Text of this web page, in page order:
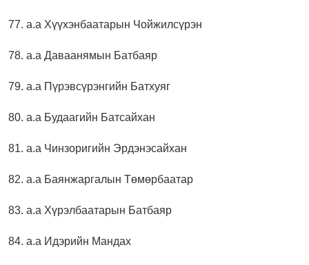
77. а.а Хүүхэнбаатарын Чойжилсүрэн
78. а.а Даваанямын Батбаяр
79. а.а Пүрэвсүрэнгийн Батхуяг
80. а.а Будаагийн Батсайхан
81. а.а Чинзоригийн Эрдэнэсайхан
82. а.а Баянжаргалын Төмөрбаатар
83. а.а Хүрэлбаатарын Батбаяр
84. а.а Идэрийн Мандах